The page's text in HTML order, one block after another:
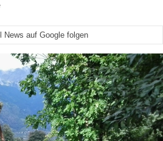
News auf Google folgen